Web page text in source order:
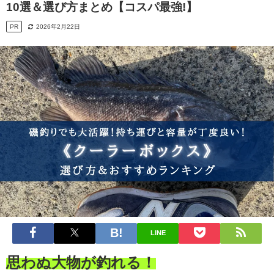
10選＆選び方まとめ【コスパ最強!】
PR 2026年2月22日
LINE
思わぬ大物が釣れる！